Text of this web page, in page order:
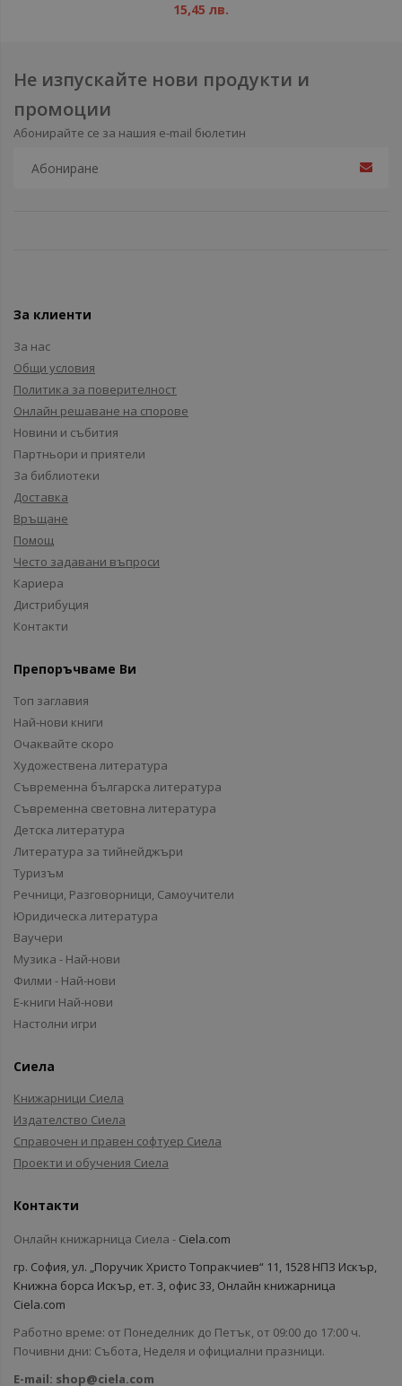
15,45 лв.
Не изпускайте нови продукти и
промоции
Абонирайте се за нашия e-mail бюлетин
За клиенти
За нас
Общи условия
Политика за поверителност
Онлайн решаване на спорове
Новини и събития
Партньори и приятели
За библиотеки
Доставка
Връщане
Помощ
Често задавани въпроси
Кариера
Дистрибуция
Контакти
Препоръчваме Ви
Топ заглавия
Най-нови книги
Очаквайте скоро
Художествена литература
Съвременна българска литература
Съвременна световна литература
Детска литература
Литература за тийнейджъри
Туризъм
Речници, Разговорници, Самоучители
Юридическа литература
Ваучери
Музика - Най-нови
Филми - Най-нови
Е-книги Най-нови
Настолни игри
Сиела
Книжарници Сиела
Издателство Сиела
Справочен и правен софтуер Сиела
Проекти и обучения Сиела
Контакти
Онлайн книжарница Сиела - Ciela.com
гр. София, ул. „Поручик Христо Топракчиев“ 11, 1528 НПЗ Искър,
Книжна борса Искър, ет. 3, офис 33, Онлайн книжарница
Ciela.com
Работно време: от Понеделник до Петък, от 09:00 до 17:00 ч.
Почивни дни: Събота, Неделя и официални празници.
E-mail: shop@ciela.com